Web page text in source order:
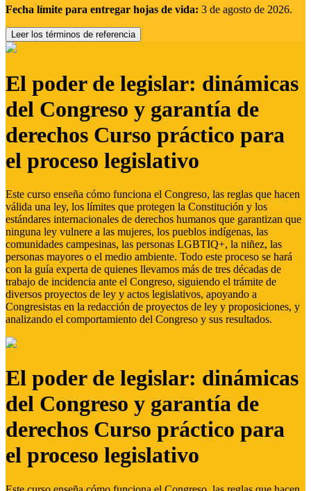
Fecha límite para entregar hojas de vida: 3 de agosto de 2026.
Leer los términos de referencia
El poder de legislar: dinámicas
del Congreso y garantía de
derechos Curso práctico para
el proceso legislativo
Este curso enseña cómo funciona el Congreso, las reglas que hacen
válida una ley, los límites que protegen la Constitución y los
estándares internacionales de derechos humanos que garantizan que
ninguna ley vulnere a las mujeres, los pueblos indígenas, las
comunidades campesinas, las personas LGBTIQ+, la niñez, las
personas mayores o el medio ambiente. Todo este proceso se hará
con la guía experta de quienes llevamos más de tres décadas de
trabajo de incidencia ante el Congreso, siguiendo el trámite de
diversos proyectos de ley y actos legislativos, apoyando a
Congresistas en la redacción de proyectos de ley y proposiciones, y
analizando el comportamiento del Congreso y sus resultados.
El poder de legislar: dinámicas
del Congreso y garantía de
derechos Curso práctico para
el proceso legislativo